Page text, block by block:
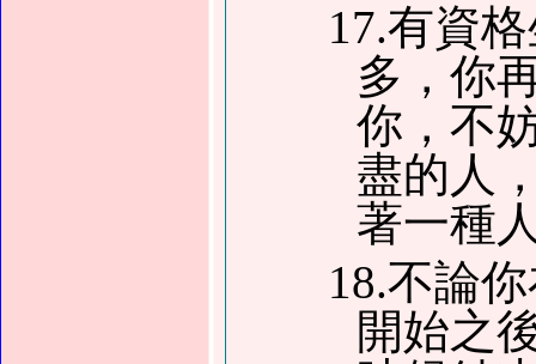
17.有資
多，你
你，不
盡的人
著一種
18.不論
開始之